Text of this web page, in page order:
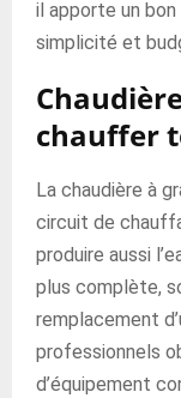
il apporte un
simplicité et
chauffer
La chaudière à
circuit de
produire aussi
plus complète,
remplacement
professionnels
d’équipement